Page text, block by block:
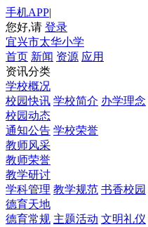
手机APP|
您好,请 登录
宜兴市太华小学
首页 新闻 资源 应用
资讯分类
学校概况
校园快讯 学校简介 办学理念
校园动态
通知公告 学校荣誉
教师风采
教师荣誉
教学研讨
学科管理 教学规范 书香校园
德育天地
德育常规 主题活动 文明礼仪